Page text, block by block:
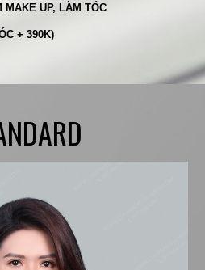
MAKE UP, LÀM TÓC
+ 390K)